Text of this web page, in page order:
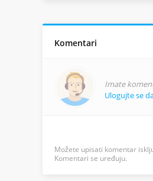
Komentari
Imate
Ulogujte se
Možete upisati komentar
Komentari se uređuju.